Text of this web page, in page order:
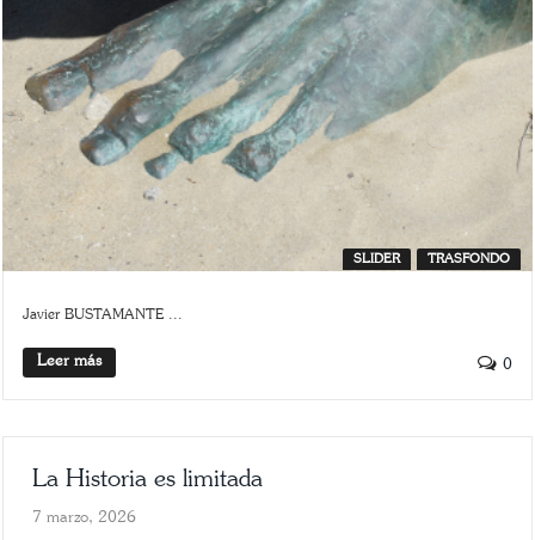
SLIDER TRASFONDO
Javier BUSTAMANTE ...
Leer más 0
La Historia es limitada
7 marzo, 2026